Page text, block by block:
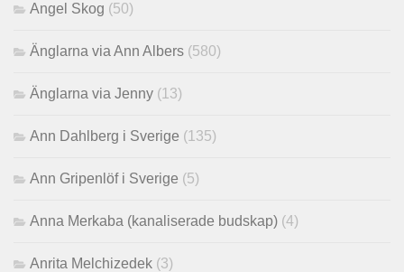
Angel Skog (50)
Änglarna via Ann Albers (580)
Änglarna via Jenny (13)
Ann Dahlberg i Sverige (135)
Ann Gripenlöf i Sverige (5)
Anna Merkaba (kanaliserade budskap) (4)
Anrita Melchizedek (3)